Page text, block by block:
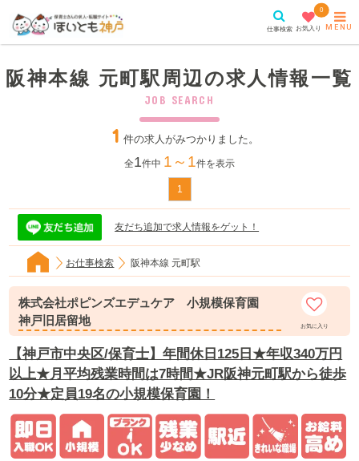
仕事検索
0
お気入り MENU
阪神本線 元町駅周辺の求人情報一覧
JOB SEARCH
1 件の求人がみつかりました。
全1件中 1～1件を表示
1
友だち追加で求人情報をゲット！
お仕事検索 阪神本線 元町駅
株式会社ポピンズエデュケア 小規模保育園
神戸旧居留地
お気に入り
【神戸市中央区/保育士】年間休日125日★年収340万円
以上★月平均残業時間は7時間★JR阪神元町駅から徒歩
10分★定員19名の小規模保育園！